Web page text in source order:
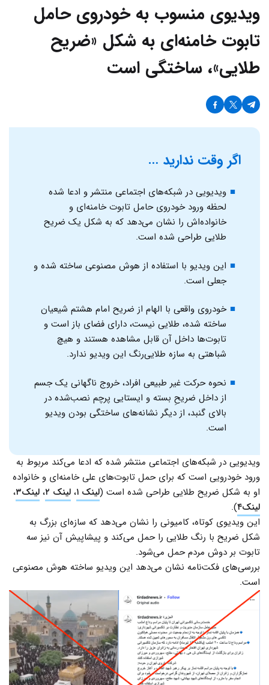
ویدیوی منسوب به خودروی حامل
تابوت خامنه‌ای به شکل «ضریح
طلایی»، ساختگی است
اگر وقت ندارید …
ویدیویی در شبکه‌های اجتماعی منتشر و ادعا شده
لحظه ورود خودروی حامل تابوت خامنه‌ای و
خانواده‌اش را نشان می‌دهد که به شکل یک ضریح
طلایی طراحی شده است.
این ویدیو با استفاده از هوش مصنوعی ساخته شده و
جعلی است.
خودروی واقعی با الهام از ضریح امام هشتم شیعیان
ساخته شده، طلایی نیست، دارای فضای باز است و
تابوت‌ها داخل آن قابل مشاهده هستند و هیچ
شباهتی به سازه طلایی‌رنگ این ویدیو ندارد.
نحوه حرکت غیر طبیعی افراد، خروج ناگهانی یک جسم
از داخل ضریحِ بسته و ایستایی پرچم نصب‌شده در
بالای گنبد، از دیگر نشانه‌های ساختگی بودن ویدیو
است.
ویدیویی در شبکه‌های اجتماعی منتشر شده که ادعا می‌کند مربوط به
ورود خودرویی است که برای حمل تابوت‌های علی خامنه‌ای و خانواده
او به شکل ضریح طلایی طراحی شده است (لینک ۱ ، لینک ۲ ، لینک۳ ،
لینک۴ ).
این ویدیوی کوتاه، کامیونی را نشان می‌دهد که سازه‌ای بزرگ به
شکل ضریح با رنگ طلایی را حمل می‌کند و پیشاپیش آن نیز سه
تابوت بر دوش مردم حمل می‌شود.
بررسی‌های فکت‌نامه نشان می‌دهد این ویدیو ساخته هوش مصنوعی
است.